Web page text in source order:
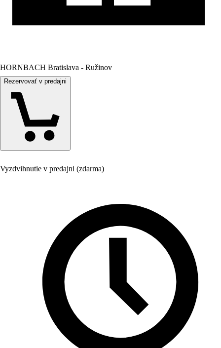
HORNBACH Bratislava - Ružinov
Rezervovať v predajni
Vyzdvihnutie v predajni (zdarma)